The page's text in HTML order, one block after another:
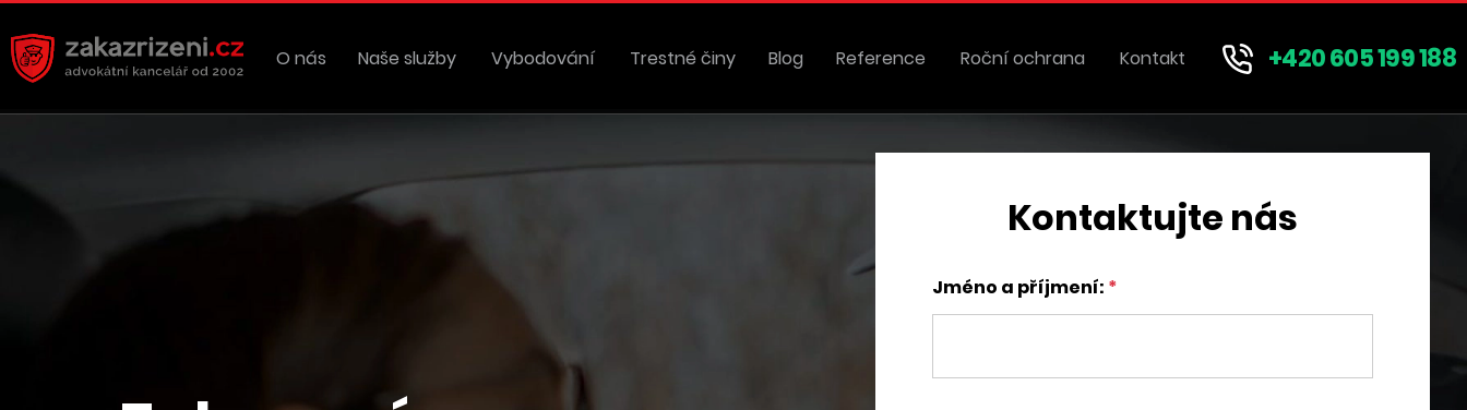
O nás Naše služby Vybodování Trestné činy Blog Reference Roční ochrana Kontakt +420 605 199 188
Kontaktujte nás
Jméno a příjmení: